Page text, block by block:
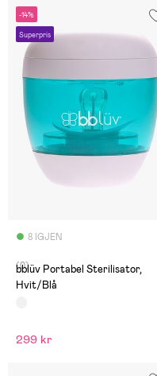
-14%
Superpris
8 IGJEN
(0)
bblüv Portabel Sterilisator,
Hvit/Blå
299 kr